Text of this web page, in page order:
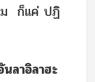
ม ก็แค่ ปฏิ
ลาอิลาฮะ